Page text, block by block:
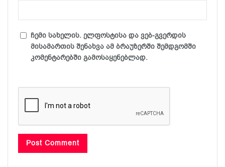
ჩემი სახელის. ელფოსტისა და ვებ-გვერდის
მისამართის შენახვა ამ ბრაუზერში შემდგომში
კომენტარებში გამოსაყენებლად.